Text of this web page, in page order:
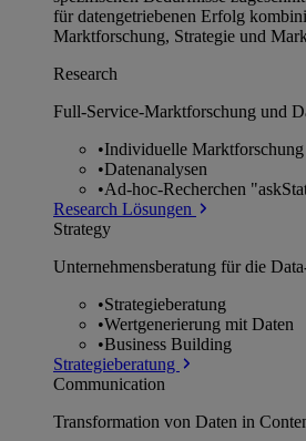
für datengetriebenen Erfolg
Marktforschung, Strategie und
Research
Full-Service-Marktforschung und
•Individuelle Marktforschung
•Datenanalysen
•Ad-hoc-Recherchen
Research Lösungen
Strategy
Unternehmens­beratung für die
•Strategieberatung
•Wertgenerierung mit Daten
•Business Building
Strategieberatung
Communication
Transformation von Daten in